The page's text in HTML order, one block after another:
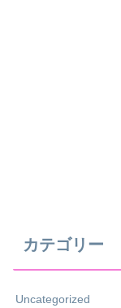
カテゴリー
Uncategorized